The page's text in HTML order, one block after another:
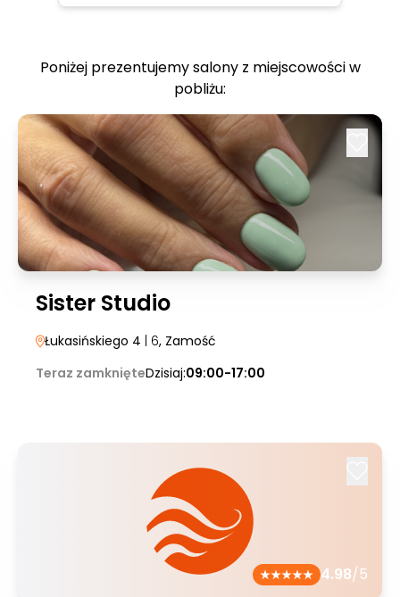
Poniżej prezentujemy salony z miejscowości w
pobliżu:
Sister Studio
Łukasińskiego 4 | 6, Zamość
Teraz zamknięteDzisiaj:09:00-17:00
4.98/5